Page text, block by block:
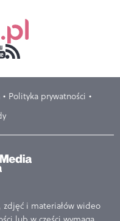
Polityka prywatności
zdjęć i materiałów wideo